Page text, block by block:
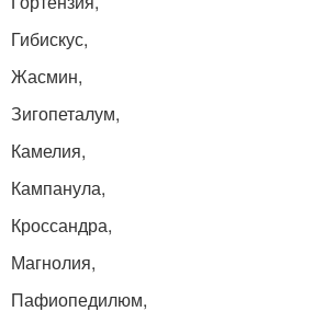
Гибискус,
Жасмин,
Зигопеталум,
Камелия,
Кампанула,
Кроссандра,
Магнолия,
Пафиопедилюм,